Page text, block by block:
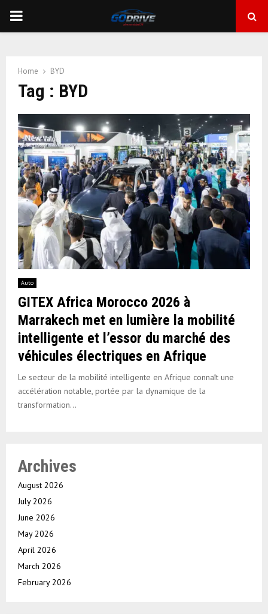
PRIMARY
Home BYD
Tag : BYD
Auto
GITEX Africa Morocco 2026 à
Marrakech met en lumière la mobilité
intelligente et l’essor du marché des
véhicules électriques en Afrique
Le secteur de la mobilité intelligente en Afrique connaît une
accélération notable, portée par la dynamique de la
transformation...
Archives
August 2026
July 2026
June 2026
May 2026
April 2026
March 2026
February 2026